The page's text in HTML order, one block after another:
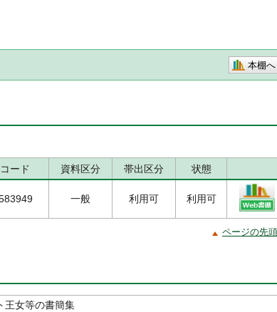
本棚へ
ード 資料区分 帯出区分 状態
一般 利用可 利用可
ページの先
王女等の書簡集